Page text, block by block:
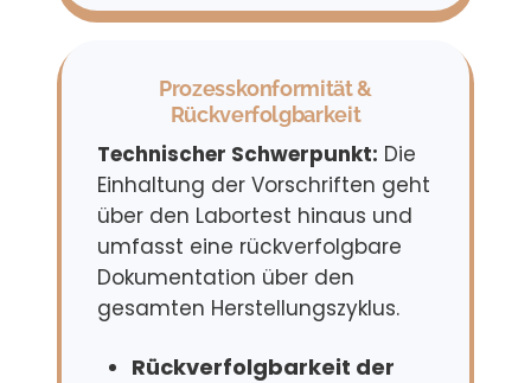
Prozesskonformität &
Rückverfolgbarkeit
Technischer Schwerpunkt: Die
Einhaltung der Vorschriften geht
über den Labortest hinaus und
umfasst eine rückverfolgbare
Dokumentation über den
gesamten Herstellungszyklus.
Rückverfolgbarkeit der